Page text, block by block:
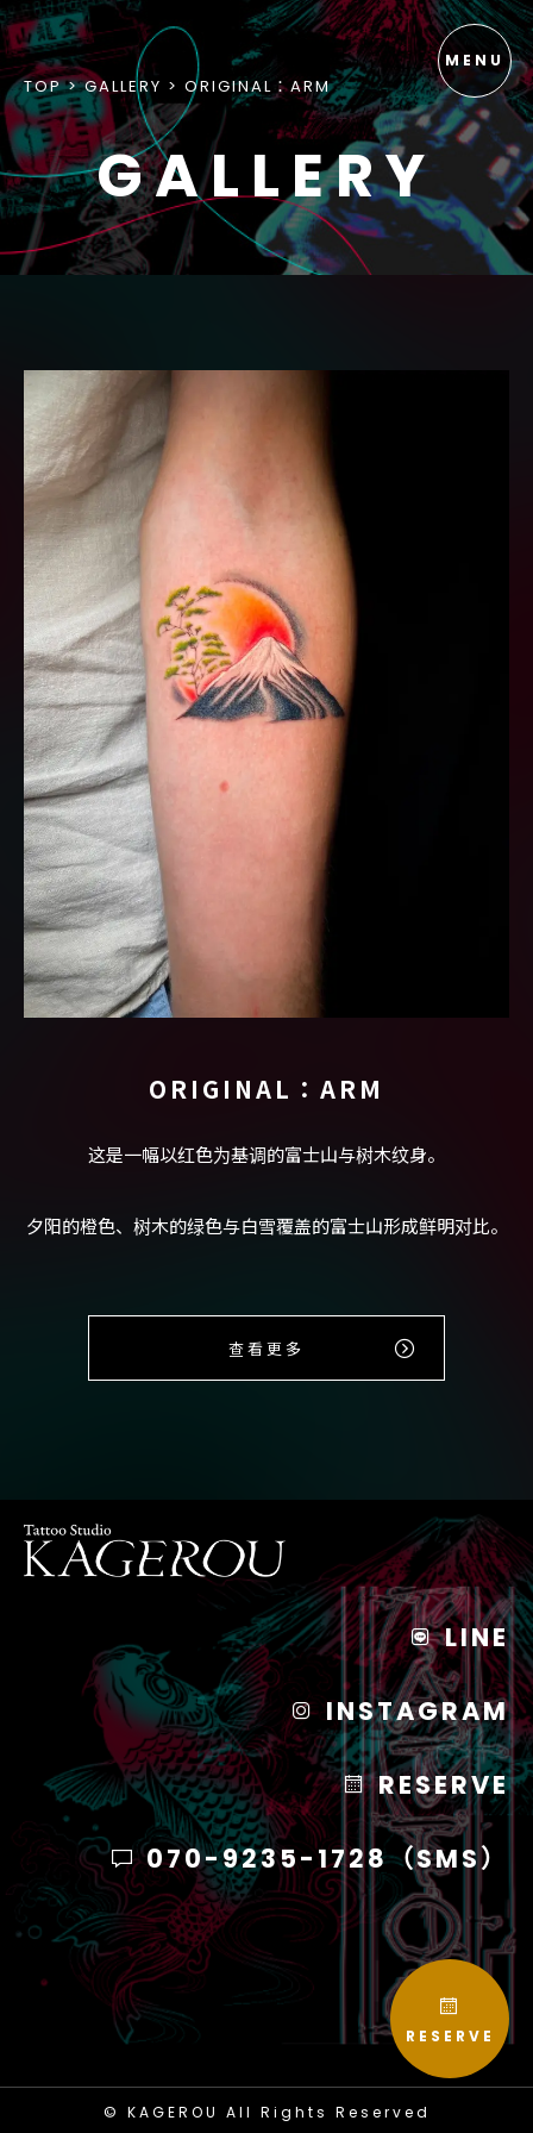
RESERVE
TOP GALLERY ORIGINAL：ARM
GALLERY
ORIGINAL：ARM
这是一幅以红色为基调的富士山与树木纹身。
夕阳的橙色、树木的绿色与白雪覆盖的富士山形成鲜明对比。
查看更多
LINE
INSTAGRAM
RESERVE
070-9235-1728（SMS）
© KAGEROU All Rights Reserved